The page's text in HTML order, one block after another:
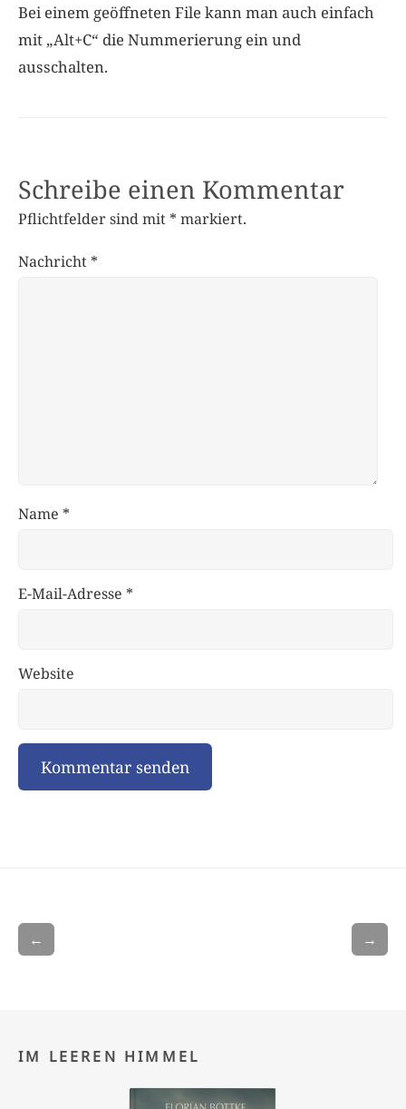
Bei einem geöffneten File kann man auch einfach
mit „Alt+C“ die Nummerierung ein und
ausschalten.
Schreibe einen Kommentar
Pflichtfelder sind mit * markiert.
Nachricht *
Name *
E-Mail-Adresse *
Website
← →
IM LEEREN HIMMEL